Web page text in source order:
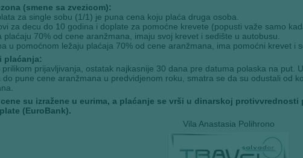
(smene sa zvezicom):
za single sobu (1/1) je puna cena koju plaća druga osoba.
za decu do 10 godina i doplate za pomoćne krevete (popusti važe samo
plaćaju 70% od cene aranžmana, imaju svoj krevet i sedište u autobusu.
u pomoćnom ležaju plaćaja 70% od cene aranžmana, ima pomoćni krevet i
plaćanja:
prilikom prijavljivanja, ostatak najkasnije 30 dana pre datuma polaska na put.
do pune cene aranžmana u predvidjenom roku, smatra se da su odustali od
cene su izražene u eurima, a plaćanje se vrši u dinarskoj
(EuroBank).
Vila Anastasia Polihrono